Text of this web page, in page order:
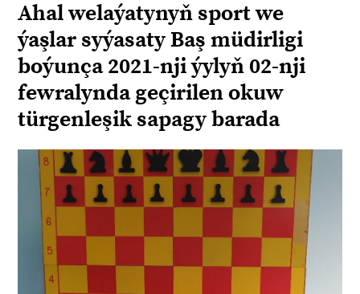
Ahal welaýatynyň sport we
ýaşlar syýasaty Baş müdirligi
boýunça 2021-nji ýylyň 02-nji
fewralynda geçirilen okuw
türgenleşik sapagy barada